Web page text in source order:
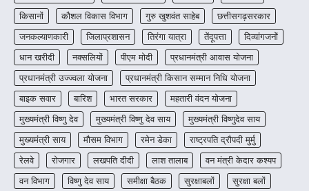
3
More Khabar August 6, 2026
रायपुर। शैक्षणिक सत्र 2026-27 में सरगुजा जिले के
शासकीय विद्यालयों में कक्षा 11वीं विज्ञान संकाय…
4
CHHATTISGARH
CG:रायपुर में लिव-इन पार्टनर की मौत से
सनसनी, हत्या का शक
More Khabar August 6, 2026
रायपुर। राजधानी रायपुर से एक सनसनीखेज मामला
सामने आया है। मुजगहन थाना क्षेत्र के बोरियाकला…
किसानों
कौशल विकास विभाग गुरु खुशवंत साहेब
छत्तीसगढ़सरकार
जनकल्याणकारी
जिलाप्रशासन तिरंगा यात्रा तेंदूपत्ता
दिव्यांगजनों
धान खरीदी
नक्सलियों पीएम मोदी
प्रधानमंत्री आवास योजना
प्रधानमंत्री उज्ज्वला योजना
प्रधानमंत्री किसान सम्मान निधि योजना
बाइक सवार
बारिश भारत सरकार
महतारी वंदन योजना
मुख्यमंत्री विष्णु देव
मुख्यमंत्री विष्णु देव साय
मुख्यमंत्री विष्णुदेव साय
मुख्यमंत्री साय
मौसम विभाग रमेन डेका
राष्ट्रपति द्रौपदी मुर्मु
रेलवे
रोजगार लखपति दीदी लाश तालाब
वन मंत्री केदार कश्यप
वन विभाग
विष्णु देव साय समीक्षा बैठक सुरक्षाबलों
सुरक्षा बलों